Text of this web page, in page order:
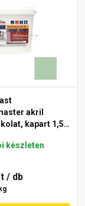
akril
kapart 1,5
készleten
/ db